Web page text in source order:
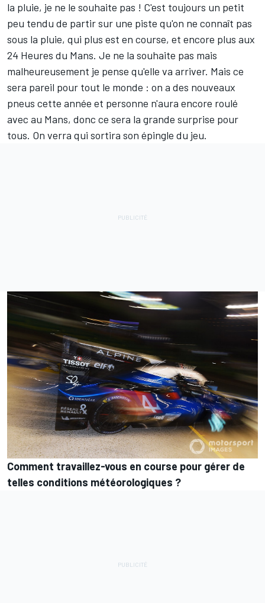
la pluie, je ne le souhaite pas ! C'est toujours un petit
peu tendu de partir sur une piste qu'on ne connaît pas
sous la pluie, qui plus est en course, et encore plus aux
24 Heures du Mans. Je ne la souhaite pas mais
malheureusement je pense qu'elle va arriver. Mais ce
sera pareil pour tout le monde : on a des nouveaux
pneus cette année et personne n'aura encore roulé
avec au Mans, donc ce sera la grande surprise pour
tous. On verra qui sortira son épingle du jeu.
Comment travaillez-vous en course pour gérer de
telles conditions météorologiques ?